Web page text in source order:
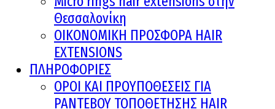
Θεσσαλονίκη
ΟΙΚΟΝΟΜΙΚΗ ΠΡΟΣΦΟΡΑ HAIR
EXTENSIONS
ΠΛΗΡΟΦΟΡΙΕΣ
ΟΡΟΙ ΚΑΙ ΠΡOΥΠΟΘΕΣΕΙΣ ΓΙΑ
ΡΑΝΤΕΒΟΥ ΤΟΠΟΘΕΤΗΣΗΣ HAIR